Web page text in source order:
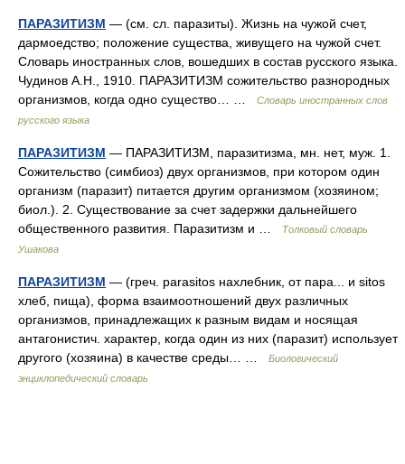
ПАРАЗИТИЗМ — (см. сл. паразиты). Жизнь на чужой счет,
дармоедство; положение существа, живущего на чужой счет.
Словарь иностранных слов, вошедших в состав русского языка.
Чудинов А.Н., 1910. ПАРАЗИТИЗМ сожительство разнородных
организмов, когда одно существо… …
Словарь иностранных слов
русского языка
ПАРАЗИТИЗМ — ПАРАЗИТИЗМ, паразитизма, мн. нет, муж. 1.
Сожительство (симбиоз) двух организмов, при котором один
организм (паразит) питается другим организмом (хозяином;
биол.). 2. Существование за счет задержки дальнейшего
общественного развития. Паразитизм и …
Толковый словарь
Ушакова
ПАРАЗИТИЗМ — (греч. parasitos нахлебник, от пара... и sitos
хлеб, пища), форма взаимоотношений двух различных
организмов, принадлежащих к разным видам и носящая
антагонистич. характер, когда один из них (паразит) использует
другого (хозяина) в качестве среды… …
Биологический
энциклопедический словарь